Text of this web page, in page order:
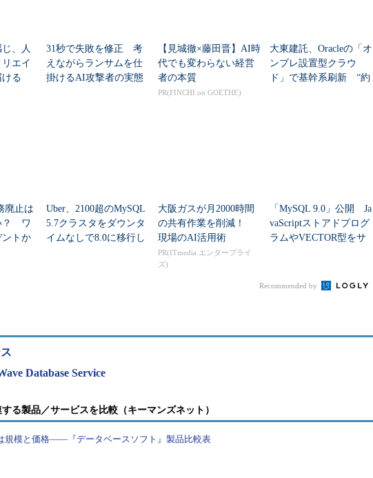
じ、人
エイ
る
31秒で失敗を修正 考
えながらランサムを仕
掛けるAI攻撃者の実態
【見城徹×藤田晋】AI時
代でも変わらない経営
者の本質
PR(FINCHI on GOETHE)
大東建託、Oracleの「オ
ンプレ設置型クラウ
ド」で基幹系刷新 “約
廃止は
？ ワ
トか
Uber、2100超のMySQL
5.7クラスタをダウンタ
イムなしで8.0に移行し
大阪ガスが月2000時間
の共有作業を削減！
現場のAI活用術
PR(ITmedia エンタープライ
ズ)
「MySQL 9.0」公開 Ja
vaScriptストアドプログ
ラムやVECTOR型をサ
Recommended by
Database Service
る製品／サービスを比較（キーマンズネット）
規模と価格――『データベースソフト』製品比較表